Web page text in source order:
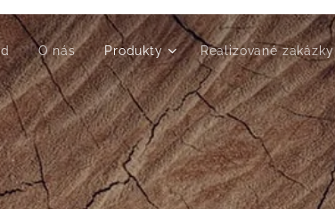
O nás Produkty Realizované zakázky